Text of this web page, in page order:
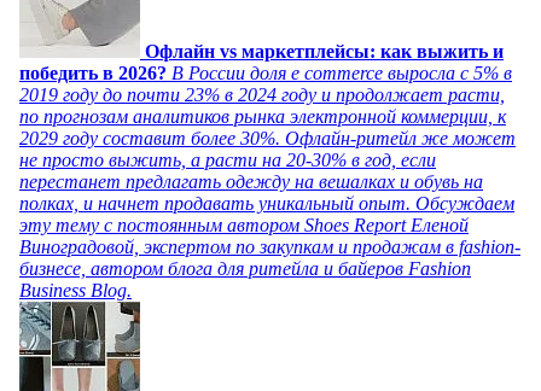
Офлайн vs маркетплейсы: как выжить и
победить в 2026? В России доля e commerce выросла с 5% в
2019 году до почти 23% в 2024 году и продолжает расти,
по прогнозам аналитиков рынка электронной коммерции, к
2029 году составит более 30%. Офлайн-ритейл же может
не просто выжить, а расти на 20-30% в год, если
перестанет предлагать одежду на вешалках и обувь на
полках, и начнет продавать уникальный опыт. Обсуждаем
эту тему с постоянным автором Shoes Report Еленой
Виноградовой, экспертом по закупкам и продажам в fashion-
бизнесе, автором блога для ритейла и байеров Fashion
Business Blog.